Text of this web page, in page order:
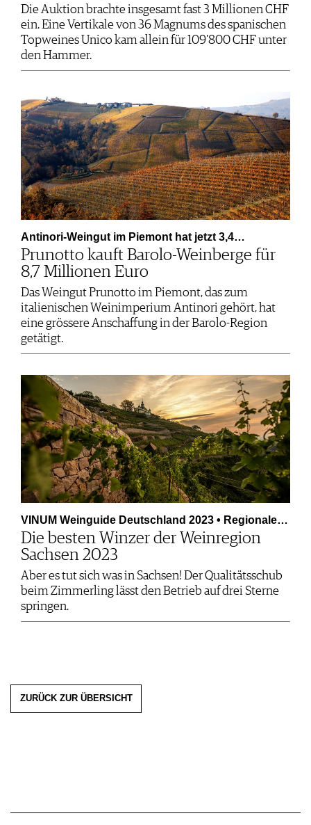
Die Auktion brachte insgesamt fast 3 Millionen CHF
ein. Eine Vertikale von 36 Magnums des spanischen
Topweines Unico kam allein für 109'800 CHF unter
den Hammer.
Antinori-Weingut im Piemont hat jetzt 3,4…
Prunotto kauft Barolo-Weinberge für
8,7 Millionen Euro
Das Weingut Prunotto im Piemont, das zum
italienischen Weinimperium Antinori gehört, hat
eine grössere Anschaffung in der Barolo-Region
getätigt.
VINUM Weinguide Deutschland 2023 • Regionale…
Die besten Winzer der Weinregion
Sachsen 2023
Aber es tut sich was in Sachsen! Der Qualitätsschub
beim Zimmerling lässt den Betrieb auf drei Sterne
springen.
ZURÜCK ZUR ÜBERSICHT